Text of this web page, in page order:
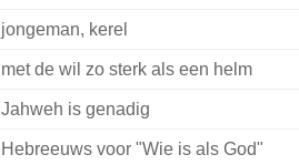
jongeman, kerel
met de wil zo sterk als een helm
Jahweh is genadig
Hebreeuws voor "Wie is als God"